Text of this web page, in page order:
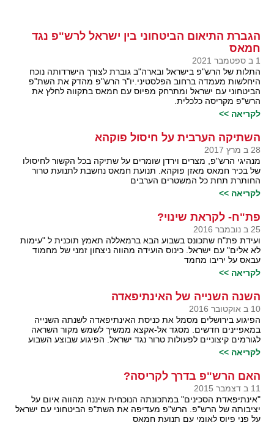
הגברת התיאום הביטחוני בין ישראל לרש"פ נגד
חמאס
1 ב ספטמבר 2021
התלות של הרש"פ בישראל ובארה"ב גוברת לצורך הישרדותה נוכח
היחלשות מעמדה ברחוב הפלסטיני.יו"ר הרש"פ מהדק את השת"פ
הביטחוני עם ישראל ומתרחק מפיוס עם חמאס בתקווה לחלץ את
הרש"פ מקריסה כלכלית.
לקריאה >>
השתיקה הערבית על חיסול פוקהא
28 ב מרץ 2017
מנהיגי הרש"פ, מצרים וירדן שומרים על שתיקה בכל הקשור לחיסולו
של בכיר חמאס מאזן פוקהא. תנועת חמאס נחשבת לתנועת טרור
החותרת תחת כל המשטרים הערבים
לקריאה >>
פת"ח- לקראת שינוי?
25 ב נובמבר 2016
ועידת פת"ח שתכונס בשבוע הבא ברמאללה תאמץ תוכנית ל "עימות
לא אלים" עם ישראל. כינוס הועידה מהווה ניצחון זמני של מחמוד
עבאס על יריבו מחמד
לקריאה >>
השנה השנייה של האינתיפאדה
10 ב אוקטובר 2016
הפיגוע בירושלים מסמל את כניסת האינתיפאדה לשנתה השנייה
במאפיינים חדשים. מסגד אל-אקצא ממשיך לשמש מקור השראה
לגורמים קיצוניים לפעולות טרור נגד ישראל. הפיגוע שבוצע השבוע
לקריאה >>
האם הרש"פ בדרך לקריסה?
11 ב דצמבר 2015
"אינתיפאדת הסכינים" במתכונתה הנוכחית איננה מהווה איום על
יציבותה של הרש"פ. הרש"פ מעדיפה את השת"פ הביטחוני עם ישראל
על פני פיוס לאומי עם תנועת חמאס